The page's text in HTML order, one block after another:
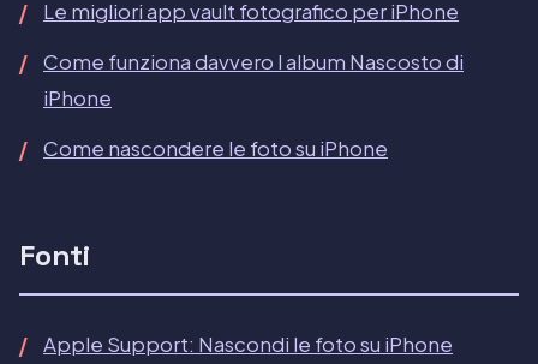
Le migliori app vault fotografico per iPhone
Come funziona davvero l album Nascosto di
iPhone
Come nascondere le foto su iPhone
Fonti
Apple Support: Nascondi le foto su iPhone